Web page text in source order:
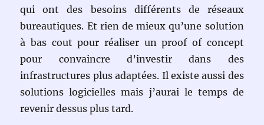
qui ont des besoins différents de réseaux
bureautiques. Et rien de mieux qu’une solution
à bas cout pour réaliser un proof of concept
pour convaincre d’investir dans des
infrastructures plus adaptées. Il existe aussi des
solutions logicielles mais j’aurai le temps de
revenir dessus plus tard.